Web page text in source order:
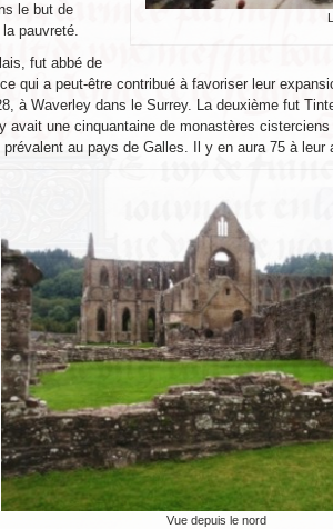
le but de
pauvreté.
fut abbé de
qui a peut-être contribué à favoriser leur
à Waverley dans le Surrey. La deuxième fut
avait une cinquantaine de monastères
prévalent au pays de Galles. Il y en aura 75 à leur
Vue depuis le nord